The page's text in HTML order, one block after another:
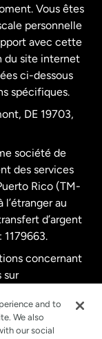
Vous êtes
personnelle
avec cette
du site internet
ci-dessous
spécifiques.
DE 19703,
société de
des services
Rico (TM-
au
d’argent
1179663.
concernant
sur
and to
We also
our social